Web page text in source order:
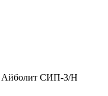
Айболит СИП-3/Н